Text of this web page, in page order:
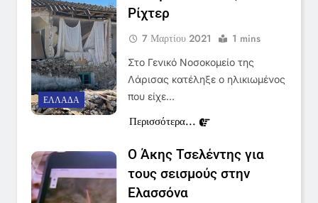
ΕΛΛΆΔΑ
Ρίχτερ
7 Μαρτίου 2021 1 mins
Στο Γενικό Νοσοκομείο της
Λάρισας κατέληξε ο ηλικιωμένος
που είχε…
Περισσότερα...
Ο Άκης Τσελέντης για
τους σεισμούς στην
Ελασσόνα
Ο Παναγιώτης Στάθης στο
«τιμόνι» του κεντρικού δελτίου
6
ανακοίνωση του σταθμού
LIFESTYLE-MEDIA
7